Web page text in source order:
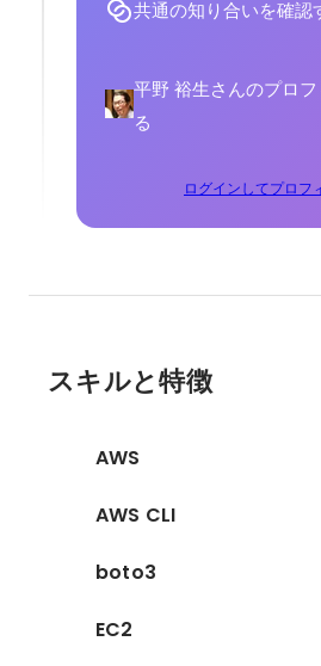
共通の知り合いを確認
平野 裕生さんのプロ
る
ログインしてプロフ
スキルと特徴
AWS
AWS CLI
boto3
EC2